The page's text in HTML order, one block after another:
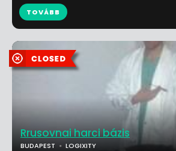
TOVÁBB
Rrusovnai harci bázis
BUDAPEST LOGIXITY